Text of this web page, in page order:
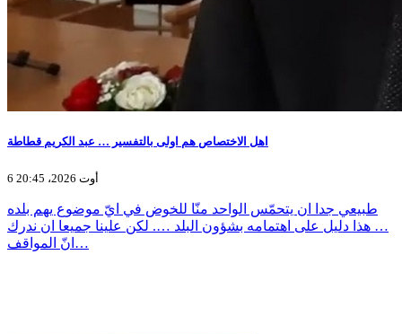
اهل الاختصاص هم اولى بالتفسير … عبد الكريم قطاطة
6 أوت 2026، 20:45
طبيعي جدا ان يتحمّس الواحد منّا للخوض في ايّ موضوع يهم بلده
… هذا دليل على اهتمامه بشؤون البلد …. لكن علينا جميعا ان ندرك
انّ المواقف…